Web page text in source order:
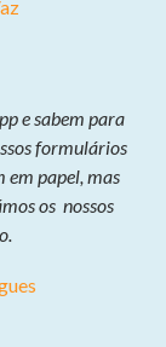
e sabem para
formulários
em papel, mas
os nossos